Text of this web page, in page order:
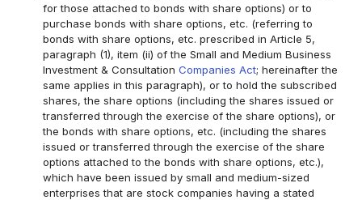
for those attached to bonds with share options) or to
purchase bonds with share options, etc. (referring to
bonds with share options, etc. prescribed in Article 5,
paragraph (1), item (ii) of the Small and Medium Business
Investment & Consultation Companies Act; hereinafter the
same applies in this paragraph), or to hold the subscribed
shares, the share options (including the shares issued or
transferred through the exercise of the share options), or
the bonds with share options, etc. (including the shares
issued or transferred through the exercise of the share
options attached to the bonds with share options, etc.),
which have been issued by small and medium-sized
enterprises that are stock companies having a stated